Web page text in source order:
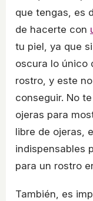
que tengas, es
de hacerte con
tu piel, ya que
oscura lo único
rostro, y este
conseguir. No
ojeras para
libre de ojeras,
indispensables
para un rostro
También, es